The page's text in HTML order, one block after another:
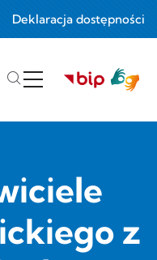
Deklaracja dostępności
z